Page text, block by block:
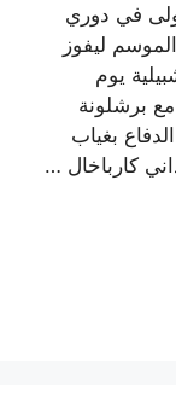
في دوري
ليفوز
على اشبيلية يوم
برشلونة
بغياب
كارباخال …